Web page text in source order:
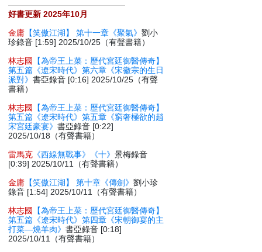
好書更新 2025年10月
金庸 【笑傲江湖】 第十一章《聚氣》劉小
珍錄音 [1:59] 2025/10/25（有聲書籍）
林志國
【為帝王上菜：歷代宮廷御醫傳奇】
第五篇《遼宋時代》第六章《宋徽宗的生日
派對》書亞錄音 [0:16] 2025/10/25（有聲
書籍）
林志國
【為帝王上菜：歷代宮廷御醫傳奇】
第五篇《遼宋時代》第五章《窮奢極欲的趙
宋宮廷豪宴》書亞錄音 [0:22]
2025/10/18（有聲書籍）
雷馬克 《西線無戰事》《十》景梅錄音
[0:39] 2025/10/11（有聲書籍）
金庸 【笑傲江湖】 第十章《傳劍》劉小珍
錄音 [1:54] 2025/10/11（有聲書籍）
林志國
【為帝王上菜：歷代宮廷御醫傳奇】
第五篇《遼宋時代》第四章《宋朝御宴的主
打菜—燒羊肉》書亞錄音 [0:18]
2025/10/11（有聲書籍）